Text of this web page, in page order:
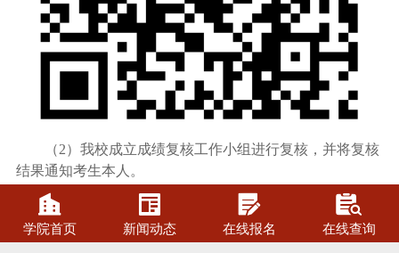
（2）我校成立成绩复核工作小组进行复核，并将复核
结果通知考生本人。

学院首页

新闻动态

在线报名

在线查询